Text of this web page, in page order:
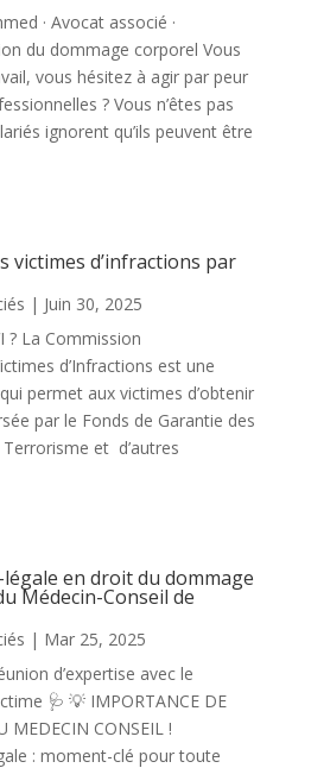
· Avocat associé ·
du dommage corporel Vous
vous hésitez à agir par peur
? Vous n’êtes pas
ignorent qu’ils peuvent être
victimes d’infractions par
| Juin 30, 2025
? La Commission
d’Infractions est une
permet aux victimes d’obtenir
par le Fonds de Garantie des
et d’autres
légale en droit du dommage
Médecin-Conseil de
| Mar 25, 2025
d’expertise avec le
🩺 💡 IMPORTANCE DE
MEDECIN CONSEIL !
: moment-clé pour toute